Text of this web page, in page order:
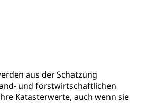
aus der Schatzung
und forstwirtschaftlichen
Katasterwerte, auch wenn sie
Haltung Heimtiere